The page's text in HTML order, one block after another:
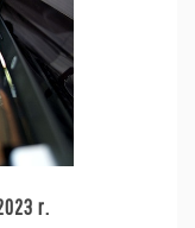
r.